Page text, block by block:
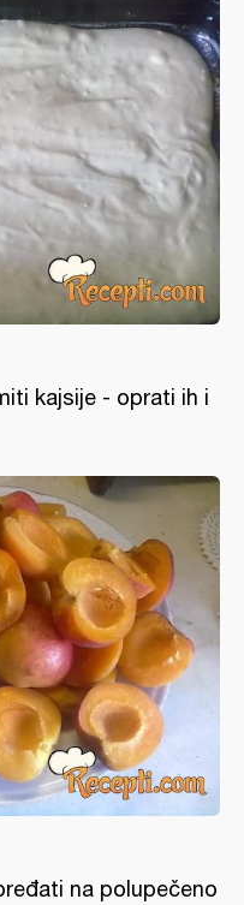
kajsije - oprati ih i
na polupečeno